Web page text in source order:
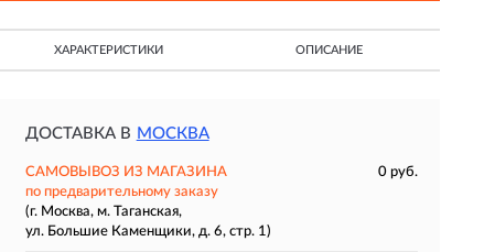
ХАРАКТЕРИСТИКИ ОПИСАНИЕ
ДОСТАВКА В МОСКВА
САМОВЫВОЗ ИЗ МАГАЗИНА
0 руб.
по предварительному заказу
(г. Москва, м. Таганская,
ул. Большие Каменщики, д. 6, стр. 1)